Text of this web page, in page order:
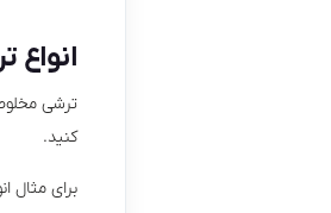
ترشی
کنید.
برای مثال